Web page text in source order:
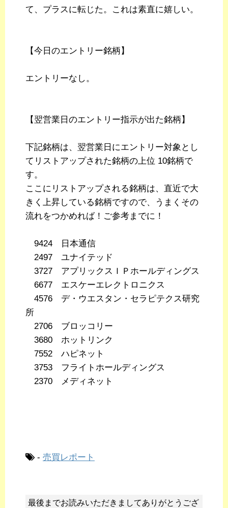
て、プラスに転じた。これは素直に嬉しい。
【今日のエントリー銘柄】
エントリーなし。
【翌営業日のエントリー指示が出た銘柄】
下記銘柄は、翌営業日にエントリー対象とし
てリストアップされた銘柄の上位 10銘柄で
す。
ここにリストアップされる銘柄は、直近で大
きく上昇している銘柄ですので、うまくその
流れをつかめれば！ご参考までに！
9424 日本通信
2497 ユナイテッド
3727 アプリックスＩＰホールディングス
6677 エスケーエレクトロニクス
4576 デ・ウエスタン・セラピテクス研究
所
2706 ブロッコリー
3680 ホットリンク
7552 ハピネット
3753 フライトホールディングス
2370 メディネット
- 売買レポート
最後までお読みいただきましてありがとうござ